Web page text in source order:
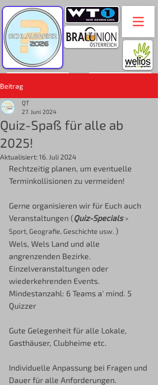
Beitrag
Quiz-Spaß für alle ab
2025!
QT
27. Juni 2024
Aktualisiert:16. Juli 2024
Rechtzeitig planen, um eventuelle
Terminkollisionen zu vermeiden!
Gerne organisieren wir für Euch auch
Veranstaltungen (Quiz-Specials >
Sport, Geografie, Geschichte usw. )
Wels, Wels Land und alle
angrenzenden Bezirke.
Einzelveranstaltungen oder
wiederkehrenden Events.
Mindestanzahl: 6 Teams a' mind. 5
Quizzer
Gute Gelegenheit für alle Lokale,
Gasthäuser, Clubheime etc.
Individuelle Anpassung bei Fragen und
Dauer für alle Anforderungen.